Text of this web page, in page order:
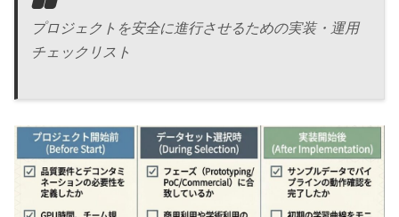
プロジェクトを安全に進行させるための実装・運用
チェックリスト